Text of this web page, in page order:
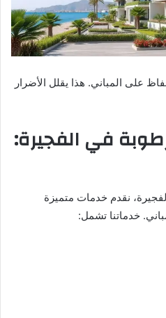
على المباني. هذا يقلل الأضرار
في الفجيرة:
نقدم خدمات متميزة
خدماتنا تشمل: